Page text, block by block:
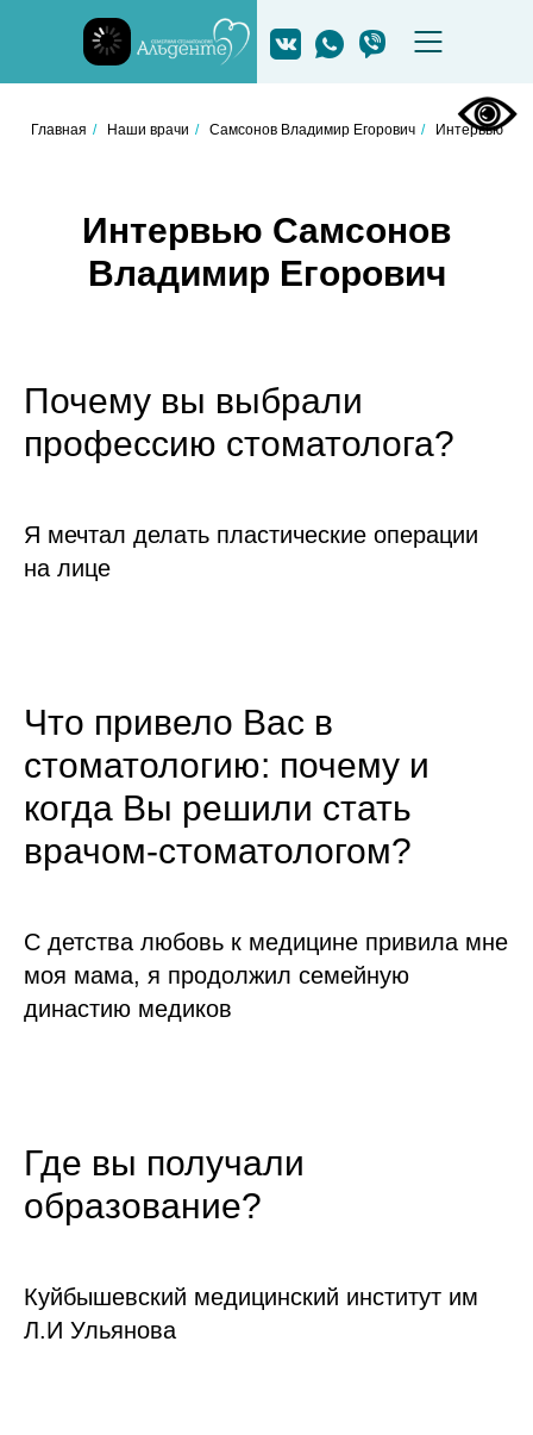
Главная / Наши врачи / Самсонов Владимир Егорович / Интервью
Интервью Самсонов
Владимир Егорович
Почему вы выбрали
профессию стоматолога?
Я мечтал делать пластические операции
на лице
Что привело Вас в
стоматологию: почему и
когда Вы решили стать
врачом-стоматологом?
С детства любовь к медицине привила мне
моя мама, я продолжил семейную
династию медиков
Где вы получали
образование?
Куйбышевский медицинский институт им
Л.И Ульянова